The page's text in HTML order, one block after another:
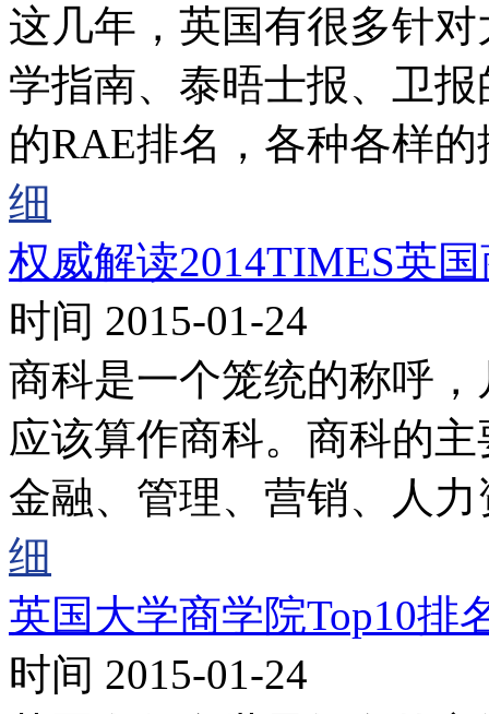
这几年，英国有很多针
学指南、泰晤士报、卫
的RAE排名，各种各样
细
权威解读2014TIMES英
时间 2015-01-24
商科是一个笼统的称呼
应该算作商科。商科的
金融、管理、营销、人
细
英国大学商学院Top10排
时间 2015-01-24